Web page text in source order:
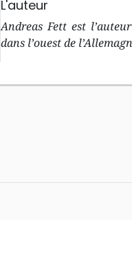
L'auteur
Andreas Fett est
dans l’ouest de